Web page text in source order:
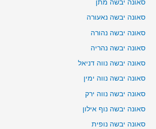
סאונה יבשה מתן
סאונה יבשה נאעורה
סאונה יבשה נהורה
סאונה יבשה נהריה
סאונה יבשה נווה דניאל
סאונה יבשה נווה ימין
סאונה יבשה נווה ירק
סאונה יבשה נוף אילון
סאונה יבשה נופית